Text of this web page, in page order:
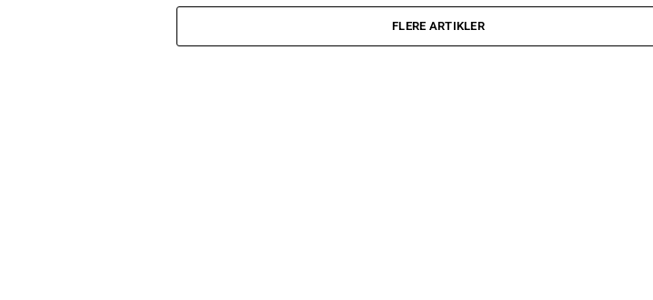
FLERE ARTIKLER